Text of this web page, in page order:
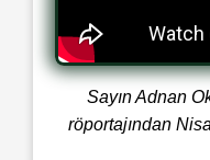
Sayın Adnan
röportajından